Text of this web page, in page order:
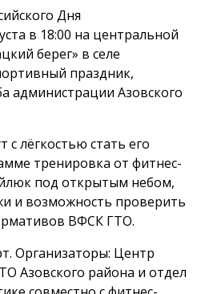
Дня
в 18:00 на центральной
берег» в селе
праздник,
администрации Азовского
с лёгкостью стать его
тренировка от фитнес-
под открытым небом,
и возможность проверить
ВФСК ГТО.
Организаторы: Центр
Азовского района и отдел